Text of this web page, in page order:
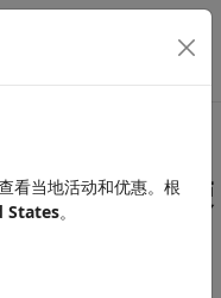
英文原文。
点表达式的使
看当地活动和优惠。根
States。